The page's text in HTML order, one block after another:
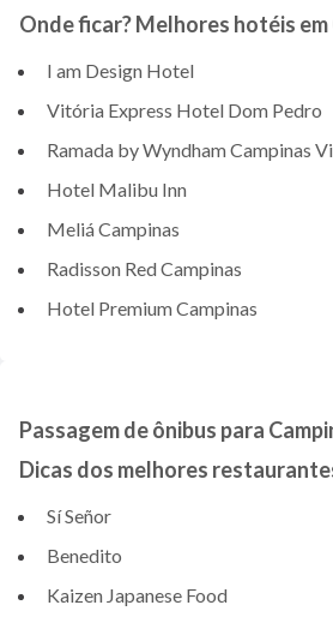
Onde ficar? Melhores hotéis em
I am Design Hotel
Vitória Express Hotel Dom Pedro
Ramada by Wyndham Campinas
Hotel Malibu Inn
Meliá Campinas
Radisson Red Campinas
Hotel Premium Campinas
Passagem de ônibus para
Dicas dos melhores
Sí Señor
Benedito
Kaizen Japanese Food